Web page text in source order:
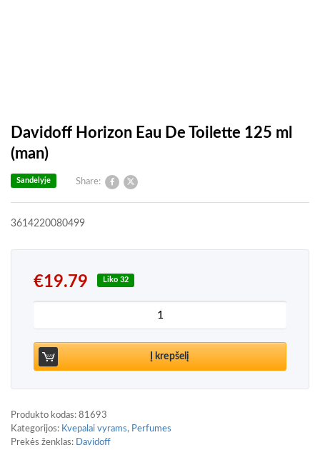
Davidoff Horizon Eau De Toilette 125 ml
(man)
Share:
Sandelyje
3614220080499
€19.79 Liko 32
produkto kiekis: Davidoff Horizon Eau De Toilette
Į krepšelį
Produkto kodas: 81693
Kategorijos: Kvepalai vyrams, Perfumes
Prekės ženklas: Davidoff